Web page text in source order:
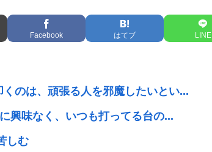
Facebook はてブ LINE
のは、頑張る人を邪魔したいとい...
興味なく、いつも打ってる台の...
しむ